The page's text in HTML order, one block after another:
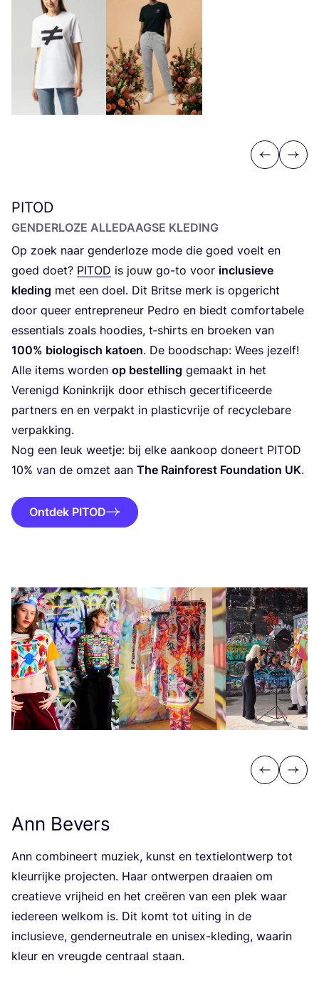
Previous
Next
PITOD
GEN­DER­LO­ZE ALLE­DAAG­SE KLEDING
Op zoek naar gen­der­lo­ze mode die goed voelt en
goed doet? PITOD is jouw go-to voor inclu­sie­ve
kle­ding met een doel. Dit Brit­se merk is opge­richt
door queer entre­pre­neur Pedro en biedt com­for­ta­be­le
essen­ti­als zoals hoodies, t‑shirts en broe­ken van
100% bio­lo­gisch katoen. De bood­schap: Wees jezelf!
Alle items wor­den op bestel­ling gemaakt in het
Ver­e­nigd Konink­rijk door ethisch gecer­ti­fi­ceer­de
part­ners en en ver­pakt in plas­tic­vrije of recy­cle­ba­re
verpakking.
Nog een leuk weet­je: bij elke aan­koop doneert PITOD
10% van de omzet aan The Rain­fo­rest Foun­da­ti­on UK.
Ontdek PITOD
Previous
Next
Ann Bevers
Ann com­bi­neert muziek, kunst en tex­tiel­ont­werp tot
kleur­rij­ke pro­jec­ten. Haar ont­wer­pen draai­en om
cre­a­tie­ve vrij­heid en het cre­ë­ren van een plek waar
ieder­een wel­kom is. Dit komt tot uiting in de
inclu­sie­ve, gen­der­neu­tra­le en unisex-kle­ding, waar­in
kleur en vreug­de cen­traal staan.